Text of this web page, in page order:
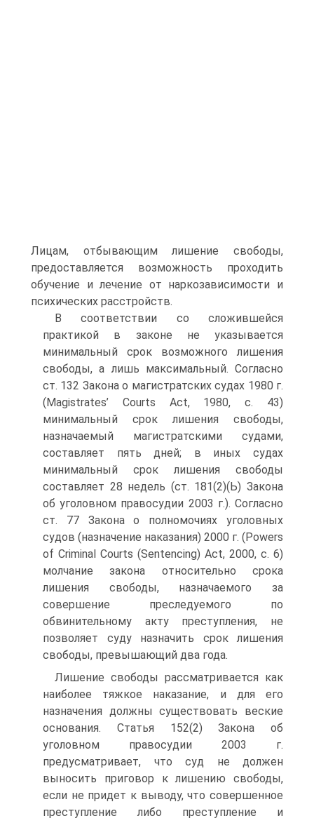
Лицам, отбывающим лишение свободы,
предоставляется возможность проходить
обучение и лечение от наркозависимости и
психических расстройств.
В соответствии со сложившейся
практикой в законе не указывается
минимальный срок возможного лишения
свободы, а лишь максимальный. Согласно
ст. 132 Закона о магистратских судах 1980 г.
(Magistrates’ Courts Act, 1980, с. 43)
минимальный срок лишения свободы,
назначаемый магистратскими судами,
составляет пять дней; в иных судах
минимальный срок лишения свободы
составляет 28 недель (ст. 181(2)(Ь) Закона
об уголовном правосудии 2003 г.). Согласно
ст. 77 Закона о полномочиях уголовных
судов (назначение наказания) 2000 г. (Powers
of Criminal Courts (Sentencing) Act, 2000, c. 6)
молчание закона относительно срока
лишения свободы, назначаемого за
совершение преследуемого по
обвинительному акту преступления, не
позволяет суду назначить срок лишения
свободы, превышающий два года.
Лишение свободы рассматривается как
наиболее тяжкое наказание, и для его
назначения должны существовать веские
основания. Статья 152(2) Закона об
уголовном правосудии 2003 г.
предусматривает, что суд не должен
выносить приговор к лишению свободы,
если не придет к выводу, что совершенное
преступление либо преступление и